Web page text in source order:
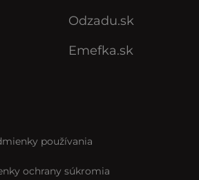
Odzadu.sk
Emefka.sk
používania
ochrany súkromia